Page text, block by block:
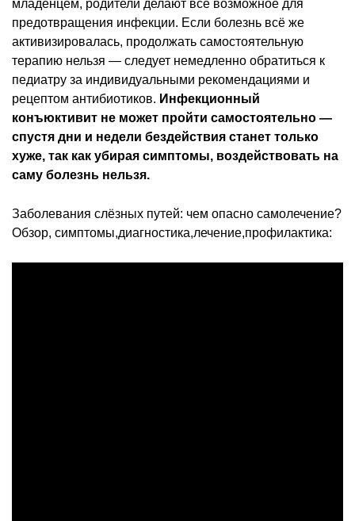
младенцем, родители делают всё возможное для
предотвращения инфекции. Если болезнь всё же
активизировалась, продолжать самостоятельную
терапию нельзя — следует немедленно обратиться к
педиатру за индивидуальными рекомендациями и
рецептом антибиотиков. Инфекционный
конъюктивит не может пройти самостоятельно —
спустя дни и недели бездействия станет только
хуже, так как убирая симптомы, воздействовать на
саму болезнь нельзя.
Заболевания слёзных путей: чем опасно самолечение?
Обзор, симптомы,диагностика,лечение,профилактика: